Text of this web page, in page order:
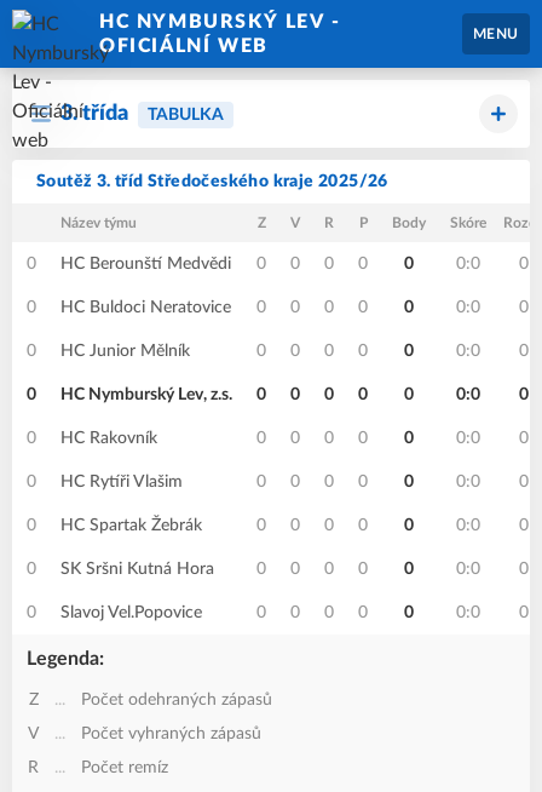
HC NYMBURSKÝ LEV -
OFICIÁLNÍ WEB
MENU
3. třída TABULKA
Soutěž 3. tříd Středočeského kraje 2025/26
Název týmu Z V R P Body Skóre
0 HC Berounští Medvědi 0 0 0 0 0 0:0 0
0 HC Buldoci Neratovice 0 0 0 0 0 0:0 0
0 HC Junior Mělník 0 0 0 0 0 0:0 0
0 HC Nymburský Lev, z.s. 0 0 0 0 0 0:0 0
0 HC Rakovník 0 0 0 0 0 0:0 0
0 HC Rytíři Vlašim 0 0 0 0 0 0:0 0
0 HC Spartak Žebrák 0 0 0 0 0 0:0 0
0 SK Sršni Kutná Hora 0 0 0 0 0 0:0 0
0 Slavoj Vel.Popovice 0 0 0 0 0 0:0 0
Legenda:
Z ...
Počet odehraných zápasů
V
...
Počet vyhraných zápasů
R
...
Počet remíz